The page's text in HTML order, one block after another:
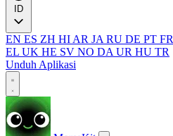
EN ES ZH HI AR JA RU DE PT FR
EL UK HE SV NO DA UR HU TR
Unduh Aplikasi